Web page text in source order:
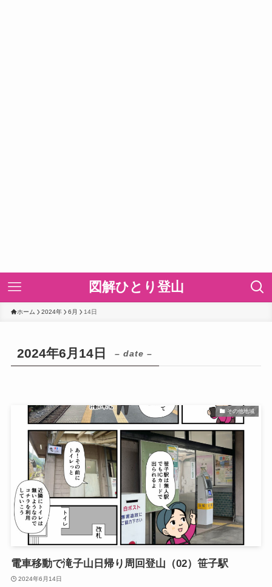
図解ひとり登山
ホーム 2024年 6月 14日
2024年6月14日 – date –
その他地域
電車移動で滝子山日帰り周回登山（02）笹子駅
2024年6月14日